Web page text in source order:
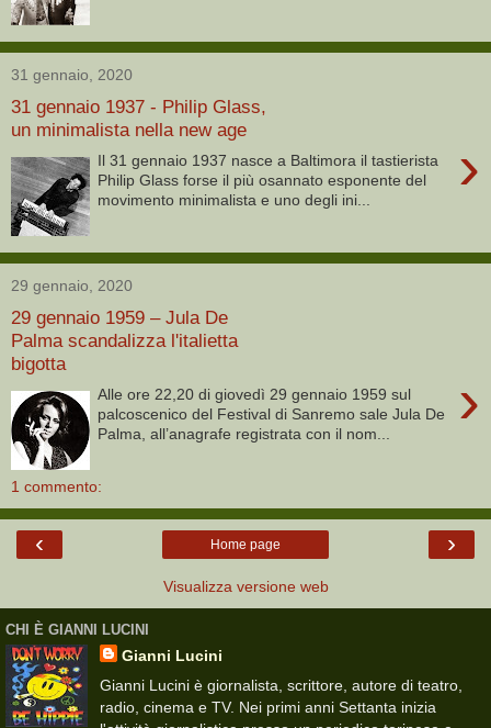
31 gennaio, 2020
31 gennaio 1937 - Philip Glass,
un minimalista nella new age
›
Il 31 gennaio 1937 nasce a Baltimora il tastierista
Philip Glass forse il più osannato esponente del
movimento minimalista e uno degli ini...
29 gennaio, 2020
29 gennaio 1959 – Jula De
Palma scandalizza l'italietta
bigotta
›
Alle ore 22,20 di giovedì 29 gennaio 1959 sul
palcoscenico del Festival di Sanremo sale Jula De
Palma, all’anagrafe registrata con il nom...
1 commento:
‹ ›
Home page
Visualizza versione web
CHI È GIANNI LUCINI
Gianni Lucini
Gianni Lucini è giornalista, scrittore, autore di teatro,
radio, cinema e TV. Nei primi anni Settanta inizia